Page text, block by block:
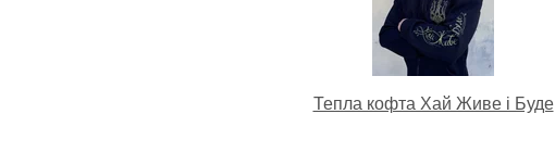
Тепла кофта Хай Живе і Буде